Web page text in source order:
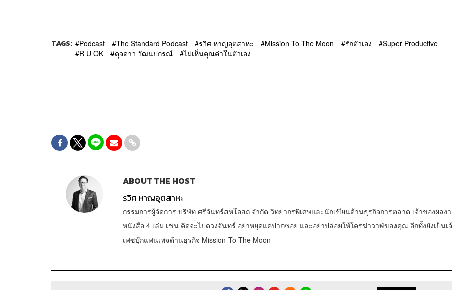
TAGS: Podcast The Standard Podcast รวิศ หาญอุตสาหะ Mission To The Moon รักตัวเอง
Super Productive
R U OK
ดุจดาว วัฒนปกรณ์ ไม่เห็นคุณค่าในตัวเอง
ABOUT THE HOST
รวิศ หาญอุตสาหะ
กรรมการผู้จัดการ บริษัท ศรีจันทร์สหโอสถ จำกัด วิทยากรพิเศษและนักเขียนด้านธุรกิจการตลาด เจ้าของผลง
หนังสือ 4 เล่ม เช่น คิดจะไปดวงจันทร์ อย่าหยุดแค่ปากซอย และอย่าปล่อยให้ใครฆ่าวาฬของคุณ อีกทั้งยังเป็นเ
เฟซบุ๊กแฟนเพจด้านธุรกิจ Mission To The Moon